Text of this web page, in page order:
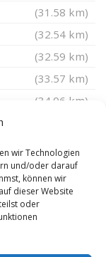
wir Technologien
und/oder darauf
können wir
dieser Website
oder
(31.58 km)
(32.54 km)
(32.59 km)
(33.57 km)
(34.06 km)
(34.78 km)
(35.29 km)